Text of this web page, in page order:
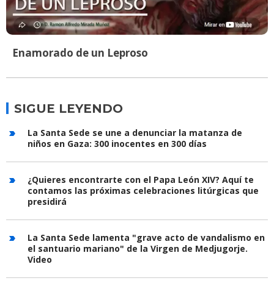
Enamorado de un Leproso
SIGUE LEYENDO
La Santa Sede se une a denunciar la matanza de
niños en Gaza: 300 inocentes en 300 días
¿Quieres encontrarte con el Papa León XIV? Aquí te
contamos las próximas celebraciones litúrgicas que
presidirá
La Santa Sede lamenta "grave acto de vandalismo en
el santuario mariano" de la Virgen de Medjugorje.
Video